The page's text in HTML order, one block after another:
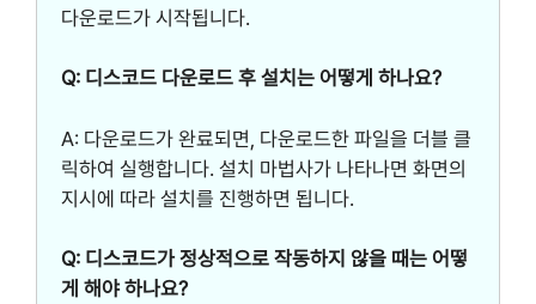
다운로드가 시작됩니다.
Q: 디스코드 다운로드 후 설치는 어떻게 하나요?
A: 다운로드가 완료되면, 다운로드한 파일을 더블 클
릭하여 실행합니다. 설치 마법사가 나타나면 화면의
지시에 따라 설치를 진행하면 됩니다.
Q: 디스코드가 정상적으로 작동하지 않을 때는 어떻
게 해야 하나요?